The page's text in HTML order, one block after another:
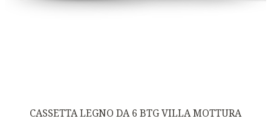
CASSETTA LEGNO DA 6 BTG VILLA MOTTURA